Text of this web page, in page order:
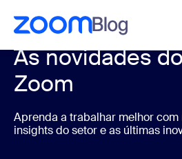
principal
chat de ajuda
As novidades
Zoom
Aprenda a trabalhar melhor com
insights do setor e as últimas